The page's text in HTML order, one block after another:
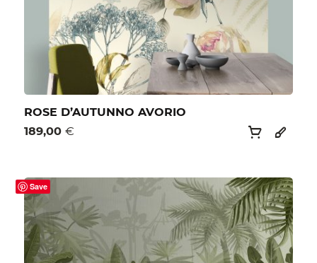
ROSE D’AUTUNNO AVORIO
189,00€
Save